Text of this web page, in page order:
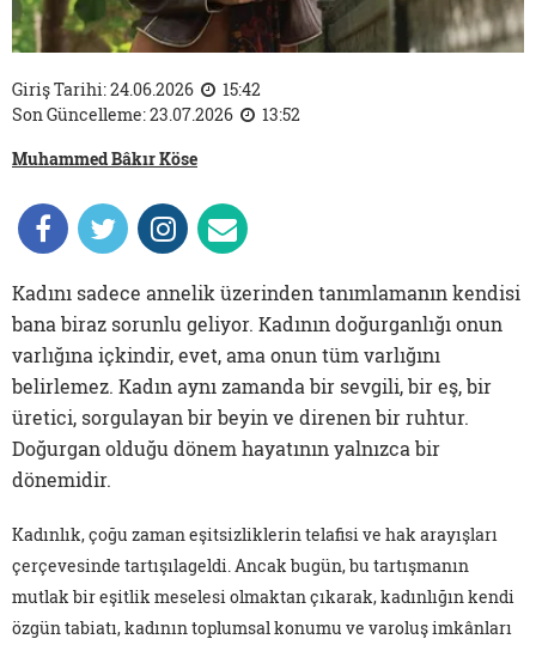
Giriş Tarihi: 24.06.2026
15:42
Son Güncelleme: 23.07.2026
13:52
Muhammed Bâkır Köse
Kadını sadece annelik üzerinden tanımlamanın kendisi
bana biraz sorunlu geliyor. Kadının doğurganlığı onun
varlığına içkindir, evet, ama onun tüm varlığını
belirlemez. Kadın aynı zamanda bir sevgili, bir eş, bir
üretici, sorgulayan bir beyin ve direnen bir ruhtur.
Doğurgan olduğu dönem hayatının yalnızca bir
dönemidir.
Kadınlık, çoğu zaman eşitsizliklerin telafisi ve hak arayışları
çerçevesinde tartışılageldi. Ancak bugün, bu tartışmanın
mutlak bir eşitlik meselesi olmaktan çıkarak, kadınlığın kendi
özgün tabiatı, kadının toplumsal konumu ve varoluş imkânları